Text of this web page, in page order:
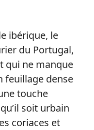
ibérique, le
du Portugal,
qui ne manque
feuillage dense
touche
soit urbain
coriaces et